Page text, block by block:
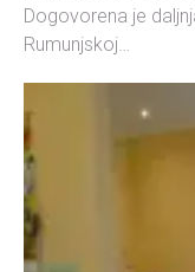
Dogovorena je
Rumunjskoj…